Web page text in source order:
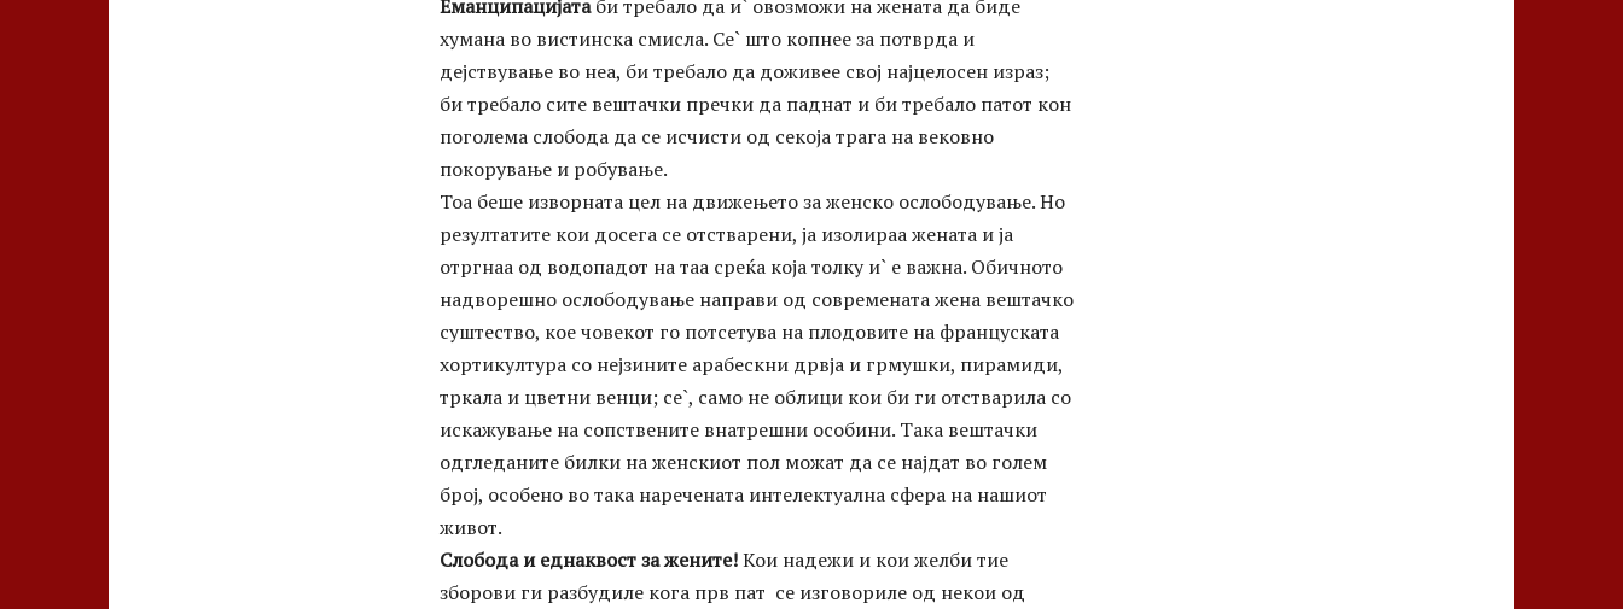
Еманципацијатаби требало да и` овозможи на жената да биде
хумана во вистинска смисла. Се` што копнее за потврда и
дејствување во неа, би требало да доживее свој најцелосен израз;
би требало сите вештачки пречки да паднат и би требало патот кон
поголема слобода да се исчисти од секоја трага на вековно
покорување и робување.
Тоа беше изворната цел на движењето за женско ослободување. Но
резултатите кои досега се отстварени, ја изолираа жената и ја
отргнаа од водопадот на таа среќа која толку и` е важна. Обичното
надворешно ослободување направи од современата жена вештачко
суштество, кое човекот го потсетува на плодовите на француската
хортикултура со нејзините арабескни дрвја и грмушки, пирамиди,
тркала и цветни венци; се`, само не облици кои би ги отстварила со
искажување на сопствените внатрешни особини. Така вештачки
одгледаните билки на женскиот пол можат да се најдат во голем
број, особено во така наречената интелектуална сфера на нашиот
живот.
Слобода и еднаквост за жените!Кои надежи и кои желби тие
зборови ги разбудиле кога прв пат се изговориле од некои од